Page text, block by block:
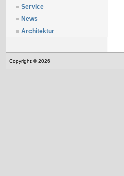
Service
News
Architektur
Copyright © 2026